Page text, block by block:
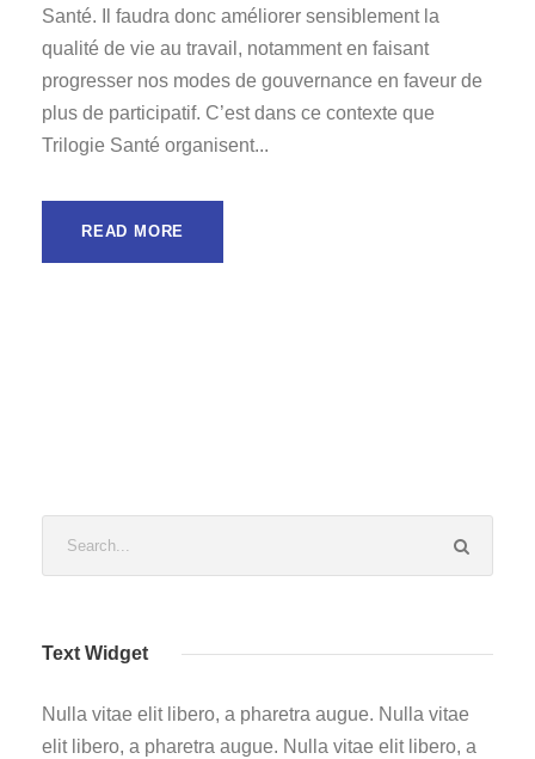
Santé. Il faudra donc améliorer sensiblement la
qualité de vie au travail, notamment en faisant
progresser nos modes de gouvernance en faveur de
plus de participatif. C’est dans ce contexte que
Trilogie Santé organisent...
READ MORE
Text Widget
Nulla vitae elit libero, a pharetra augue. Nulla vitae
elit libero, a pharetra augue. Nulla vitae elit libero, a